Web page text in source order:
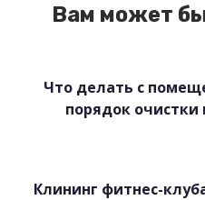
Вам может
Что делать с
порядок очистки
Клининг фитнес-